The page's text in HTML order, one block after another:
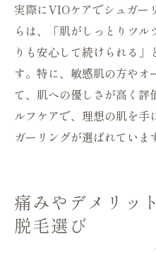
実際にVIOケアでシュガー
らは、「肌がしっとりツ
りも安心して続けられる」
す。特に、敏感肌の方やオ
て、肌への優しさが高く評
ルフケアで、理想の肌を手
ガーリングが選ばれていま
痛みやデメリッ
脱毛選び